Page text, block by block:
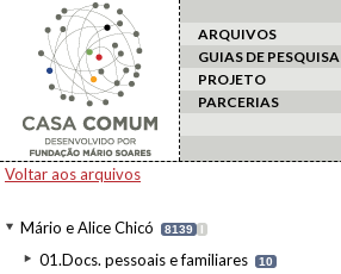
ARQUIVOS
GUIAS DE PESQUISA
PROJETO
PARCERIAS
Voltar aos arquivos
Mário e Alice Chicó 8139 I
01.Docs. pessoais e familiares 10